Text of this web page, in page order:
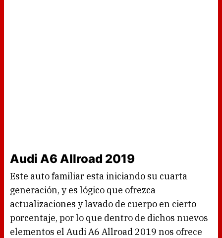
Audi A6 Allroad 2019
Este auto familiar esta iniciando su cuarta
generación, y es lógico que ofrezca
actualizaciones y lavado de cuerpo en cierto
porcentaje, por lo que dentro de dichos nuevos
elementos el Audi A6 Allroad 2019 nos ofrece